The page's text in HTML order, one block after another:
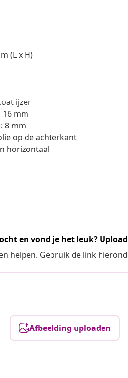
(L x H)
ijzer
16 mm
8 mm
op de achterkant
horizontaal
en vond je het leuk?
helpen. Gebruik de link
Afbeelding uploaden